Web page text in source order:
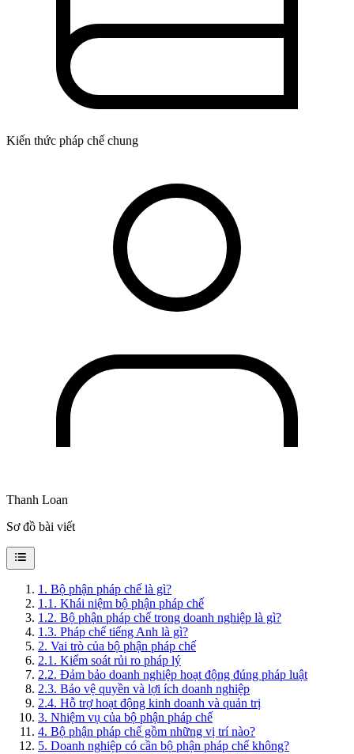
Kiến thức pháp chế chung
Thanh Loan
Sơ đồ bài viết
1 . Bộ phận pháp chế là gì?
1.1 . Khái niệm bộ phận pháp chế
1.2. Bộ phận pháp chế trong doanh nghiệp là gì?
1.3. Pháp chế tiếng Anh là gì?
2. Vai trò của bộ phận pháp chế
2.1 . Kiểm soát rủi ro pháp lý
2.2. Đảm bảo doanh nghiệp hoạt động đúng pháp luật
2.3. Bảo vệ quyền và lợi ích doanh nghiệp
2.4. Hỗ trợ hoạt động kinh doanh và quản trị
3. Nhiệm vụ của bộ phận pháp chế
4. Bộ phận pháp chế gồm những vị trí nào?
5. Doanh nghiệp có cần bộ phận pháp chế không?